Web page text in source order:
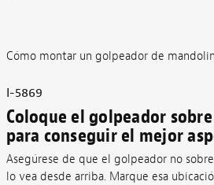
Cómo montar un golpeador de
I-5869
Coloque el golpeador
para conseguir el mejor
Asegúrese de que el golpeador no
lo vea desde arriba. Marque esa